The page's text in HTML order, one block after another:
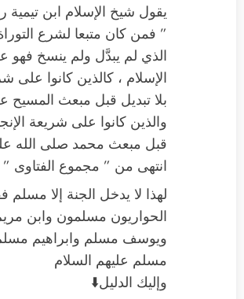
يقول شيخ الإسلام ابن تيمية
” فمن كان متبعا لشرع
الذي لم يبدَّل ولم ينسخ فهو
الإسلام ، كالذين كانوا على
بلا تبديل قبل مبعث المسيح
والذين كانوا على شريعة
قبل مبعث محمد صلى الله
انتهى من ” مجموع الفتاوى ” (27/
لهذا لا يدخل الجنة إلا مسلم
الحواريون مسلمون وابن
ويوسف مسلم وابراهيم
مسلم عليهم السلام
وإليك الدليل⬇️